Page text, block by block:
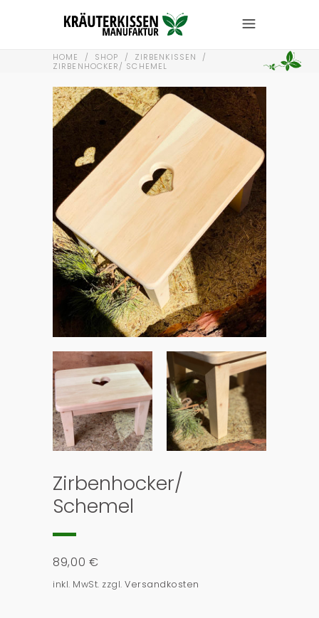
HOME / SHOP / ZIRBENKISSEN /
ZIRBENHOCKER/ SCHEMEL
Zirbenhocker/
Schemel
89,00 €
inkl. MwSt. zzgl.Versandkosten